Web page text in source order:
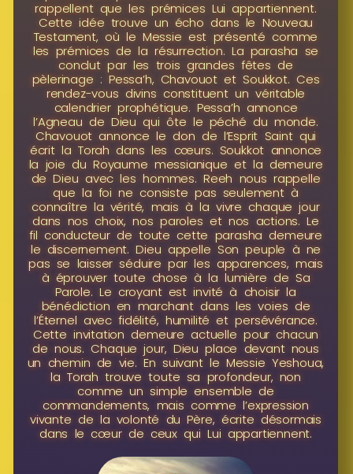
rappellent que les prémices Lui appartiennent.
Cette idée trouve un écho dans le Nouveau
Testament, où le Messie est présenté comme
les prémices de la résurrection. La parasha se
conclut par les trois grandes fêtes de
pèlerinage : Pessa’h, Chavouot et Soukkot. Ces
rendez-vous divins constituent un véritable
calendrier prophétique. Pessa’h annonce
l’Agneau de Dieu qui ôte le péché du monde.
Chavouot annonce le don de l’Esprit Saint qui
écrit la Torah dans les cœurs. Soukkot annonce
la joie du Royaume messianique et la demeure
de Dieu avec les hommes. Reeh nous rappelle
que la foi ne consiste pas seulement à
connaître la vérité, mais à la vivre chaque jour
dans nos choix, nos paroles et nos actions. Le
fil conducteur de toute cette parasha demeure
le discernement. Dieu appelle Son peuple à ne
pas se laisser séduire par les apparences, mais
à éprouver toute chose à la lumière de Sa
Parole. Le croyant est invité à choisir la
bénédiction en marchant dans les voies de
l’Éternel avec fidélité, humilité et persévérance.
Cette invitation demeure actuelle pour chacun
de nous. Chaque jour, Dieu place devant nous
un chemin de vie. En suivant le Messie Yeshoua,
la Torah trouve toute sa profondeur, non
comme un simple ensemble de
commandements, mais comme l’expression
vivante de la volonté du Père, écrite désormais
dans le cœur de ceux qui Lui appartiennent.